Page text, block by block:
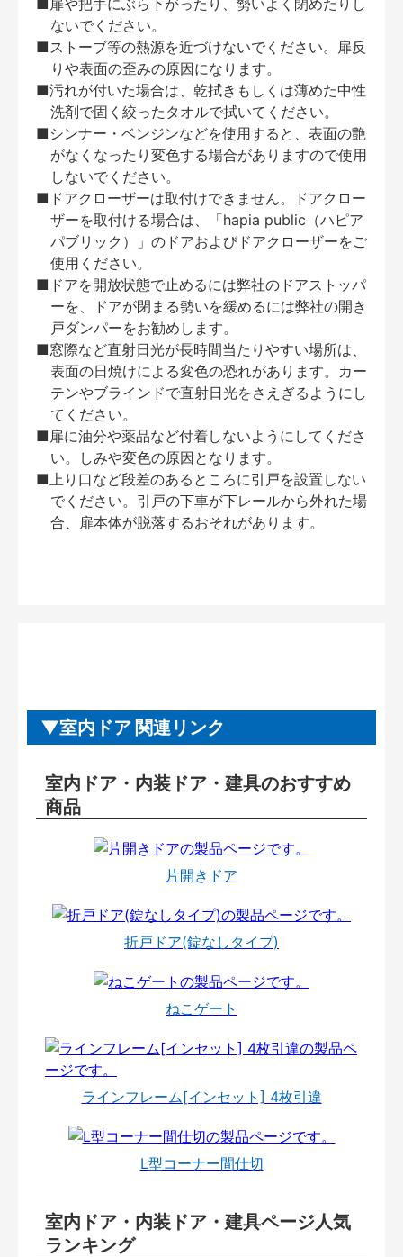
■扉や把手にぶら下がったり、勢いよく閉めたりし
ないでください。
■ストーブ等の熱源を近づけないでください。扉反
りや表面の歪みの原因になります。
■汚れが付いた場合は、乾拭きもしくは薄めた中性
洗剤で固く絞ったタオルで拭いてください。
■シンナー・ベンジンなどを使用すると、表面の艶
がなくなったり変色する場合がありますので使用
しないでください。
■ドアクローザーは取付けできません。ドアクロー
ザーを取付ける場合は、「hapia public（ハピア
パブリック）」のドアおよびドアクローザーをご
使用ください。
■ドアを開放状態で止めるには弊社のドアストッパ
ーを、ドアが閉まる勢いを緩めるには弊社の開き
戸ダンパーをお勧めします。
■窓際など直射日光が長時間当たりやすい場所は、
表面の日焼けによる変色の恐れがあります。カー
テンやブラインドで直射日光をさえぎるようにし
てください。
■扉に油分や薬品など付着しないようにしてくださ
い。しみや変色の原因となります。
■上り口など段差のあるところに引戸を設置しない
でください。引戸の下車が下レールから外れた場
合、扉本体が脱落するおそれがあります。
室内ドア 関連リンク
室内ドア・内装ドア・建具のおすすめ
商品
片開きドア
折戸ドア(錠なしタイプ)
ねこゲート
ラインフレーム[インセット] 4枚引違
L型コーナー間仕切
室内ドア・内装ドア・建具ページ人気
ランキング